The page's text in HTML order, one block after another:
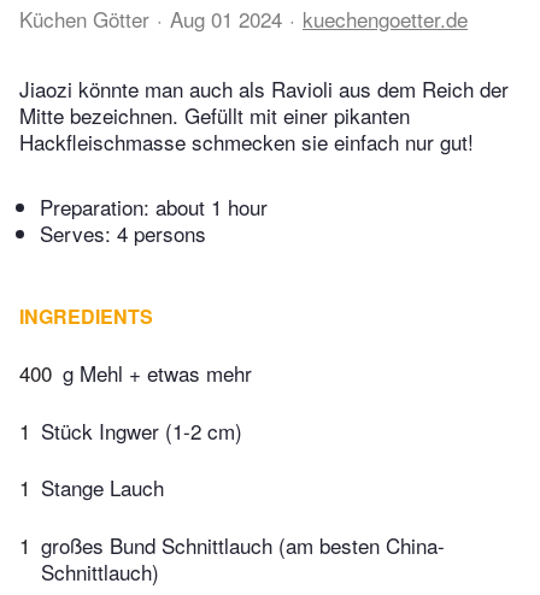
Küchen Götter Aug 01 2024 kuechengoetter.de
Jiaozi könnte man auch als Ravioli aus dem Reich der
Mitte bezeichnen. Gefüllt mit einer pikanten
Hackfleischmasse schmecken sie einfach nur gut!
Preparation: about 1 hour
Serves: 4 persons
INGREDIENTS
400 g Mehl + etwas mehr
1 Stück Ingwer (1-2 cm)
1 Stange Lauch
1 großes Bund Schnittlauch (am besten China-
Schnittlauch)